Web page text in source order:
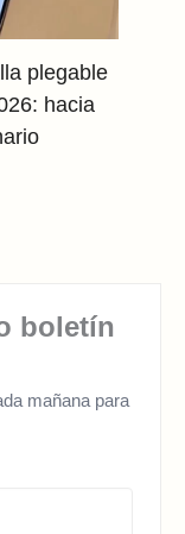
plegable
hacia
boletín
mañana para